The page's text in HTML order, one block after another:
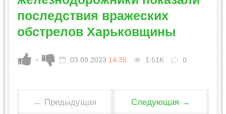
последствия вражеских
обстрелов Харьковщины
- 03.09.2023 14:35 1.51K 0
← Предыдущая Следующая →